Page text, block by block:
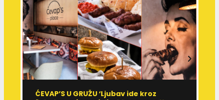
ĆEVAP’S U GRUŽU ‘Ljubav ide kroz